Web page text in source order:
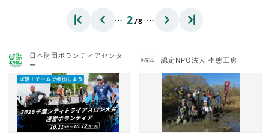
… 2/8 …
日本財団ボランティアセンタ
ー
認定NPO法人 生態工房